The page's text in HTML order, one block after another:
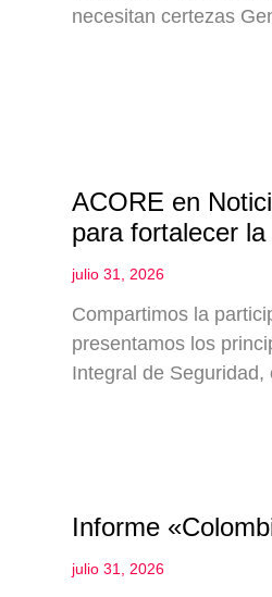
necesitan certezas
ACORE en
para fortalecer
julio 31, 2026
Compartimos la
presentamos los
Integral de
Informe
julio 31, 2026